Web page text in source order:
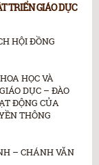
TRIỂN GIÁO DỤC
HỘI ĐỒNG
HỌC VÀ
DỤC – ĐÀO
ĐỘNG CỦA
THÔNG
– CHÁNH VĂN